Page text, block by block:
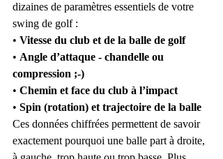
dizaines de paramètres essentiels de votre
swing de golf :
• Vitesse du club et de la balle de golf
• Angle d’attaque - chandelle ou
compression ;-)
• Chemin et face du club à l’impact
• Spin (rotation) et trajectoire de la balle
Ces données chiffrées permettent de savoir
exactement pourquoi une balle part à droite,